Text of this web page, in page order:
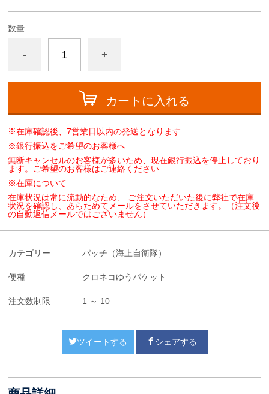
数量
- +
カートに入れる
※在庫確認後、7営業日以内の発送となります
※銀行振込をご希望のお客様へ
無断キャンセルのお客様が多いため、現在銀行振込を停止しており
ます。ご希望のお客様はご連絡ください
※在庫について
在庫状況は常に流動的なため、 ご注文いただいた後に弊社で在庫
状況を確認し、あらためてメールをさせていただきます。（注文後
の自動返信メールではございません）
カテゴリー パッチ（海上自衛隊）
便種 クロネコゆうパケット
注文数制限 1 ～ 10
ツイートする シェアする